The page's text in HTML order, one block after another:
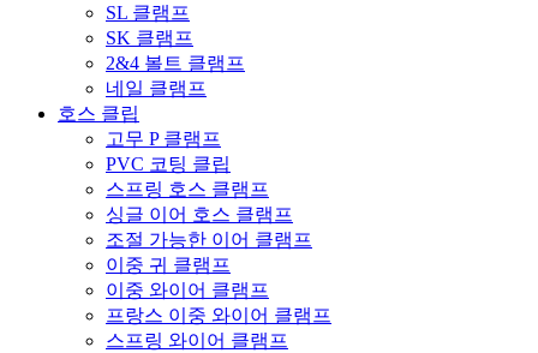
SL 클램프
SK 클램프
2&4 볼트 클램프
네일 클램프
호스 클립
고무 P 클램프
PVC 코팅 클립
스프링 호스 클램프
싱글 이어 호스 클램프
조절 가능한 이어 클램프
이중 귀 클램프
이중 와이어 클램프
프랑스 이중 와이어 클램프
스프링 와이어 클램프